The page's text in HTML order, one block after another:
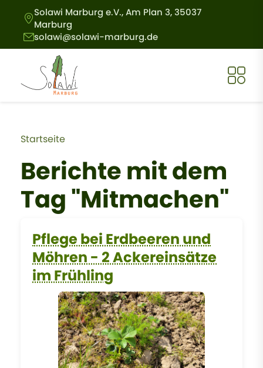
Direkt zum Inhalt
Solawi Marburg e.V., Am Plan 3, 35037
Marburg
solawi@solawi-marburg.de
Pfadnavigation
Startseite
Berichte mit dem
Tag "Mitmachen"
Pflege bei Erdbeeren und
Möhren - 2 Ackereinsätze
im Frühling